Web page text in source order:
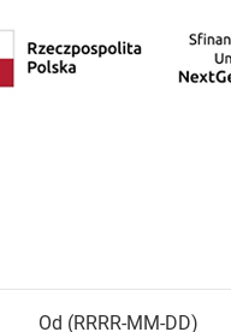
Od (RRRR-MM-DD)